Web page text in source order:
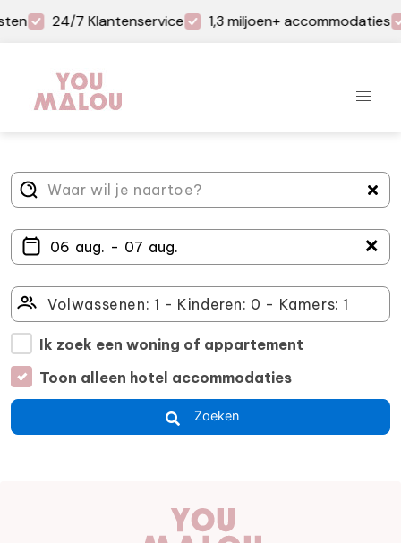
24/7 Klantenservice 1,3 miljoen+ accommodaties
＋
Ik zoek een woning of appartement
Toon alleen hotel accommodaties
Zoeken